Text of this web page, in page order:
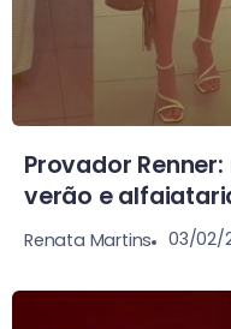
Provador
verão e
Renata Martins 03/02/